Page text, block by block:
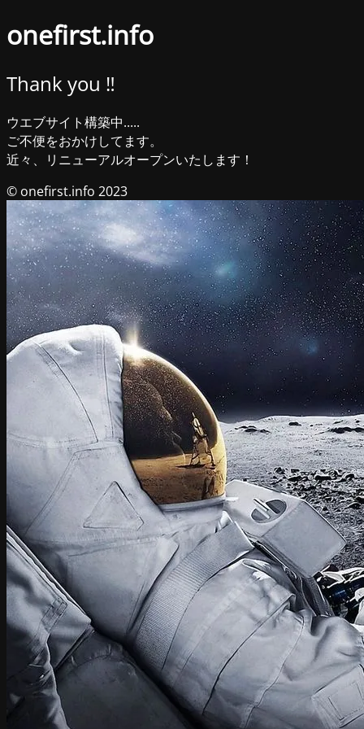
onefirst.info
Thank you ‼︎
ウエブサイト構築中.....
ご不便をおかけしてます。
近々、リニューアルオープンいたします！
© onefirst.info 2023